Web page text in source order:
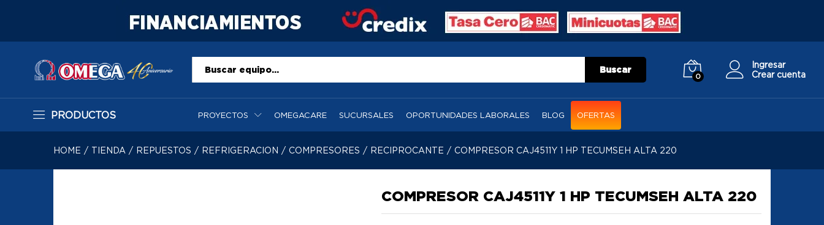
Todo Buscar
0
Ingresar
Crear cuenta
PRODUCTOS PROYECTOS OMEGACARE SUCURSALES OPORTUNIDADES LABORALES BLOG OFERTAS
HOME / TIENDA / REPUESTOS / REFRIGERACION / COMPRESORES / RECIPROCANTE / COMPRESOR CAJ4511Y 1 HP TECUMSEH ALTA 220
COMPRESOR CAJ4511Y 1 HP TECUMSEH ALTA 220